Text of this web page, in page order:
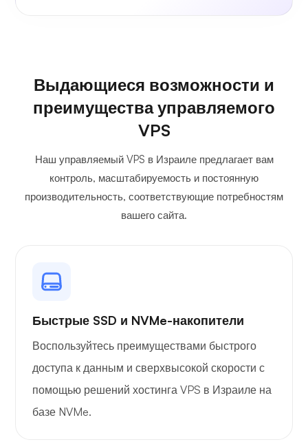
Выдающиеся возможности и
преимущества управляемого
VPS
Наш управляемый VPS в Израиле предлагает вам
контроль, масштабируемость и постоянную
производительность, соответствующие потребностям
вашего сайта.
Быстрые SSD и NVMe-накопители
Воспользуйтесь преимуществами быстрого
доступа к данным и сверхвысокой скорости с
помощью решений хостинга VPS в Израиле на
базе NVMe.